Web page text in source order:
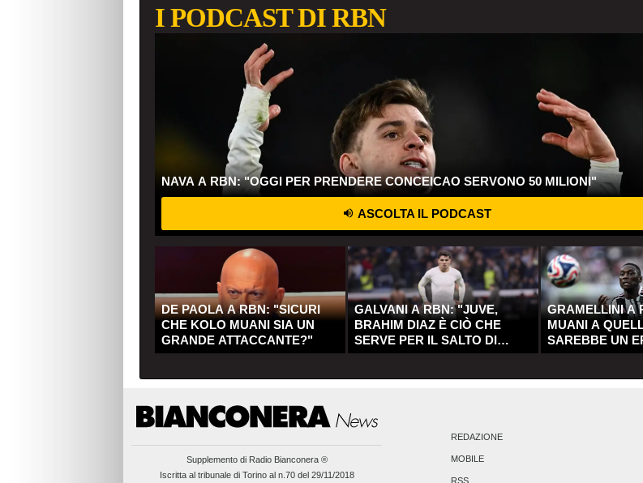
I PODCAST DI RBN
NAVA A RBN: "OGGI PER PRENDERE CONCEICAO SERVONO 50 MILIONI"
ASCOLTA IL PODCAST
DE PAOLA A RBN: "SICURI
CHE KOLO MUANI SIA UN
GRANDE ATTACCANTE?"
GALVANI A RBN: "JUVE,
BRAHIM DIAZ È CIÒ CHE
SERVE PER IL SALTO DI
QUALITÀ"
GRAMELLINI A
MUANI A
SAREBBE UN
Supplemento di Radio Bianconera ®
Iscritta al tribunale di Torino al n.70 del 29/11/2018
REDAZIONE
MOBILE